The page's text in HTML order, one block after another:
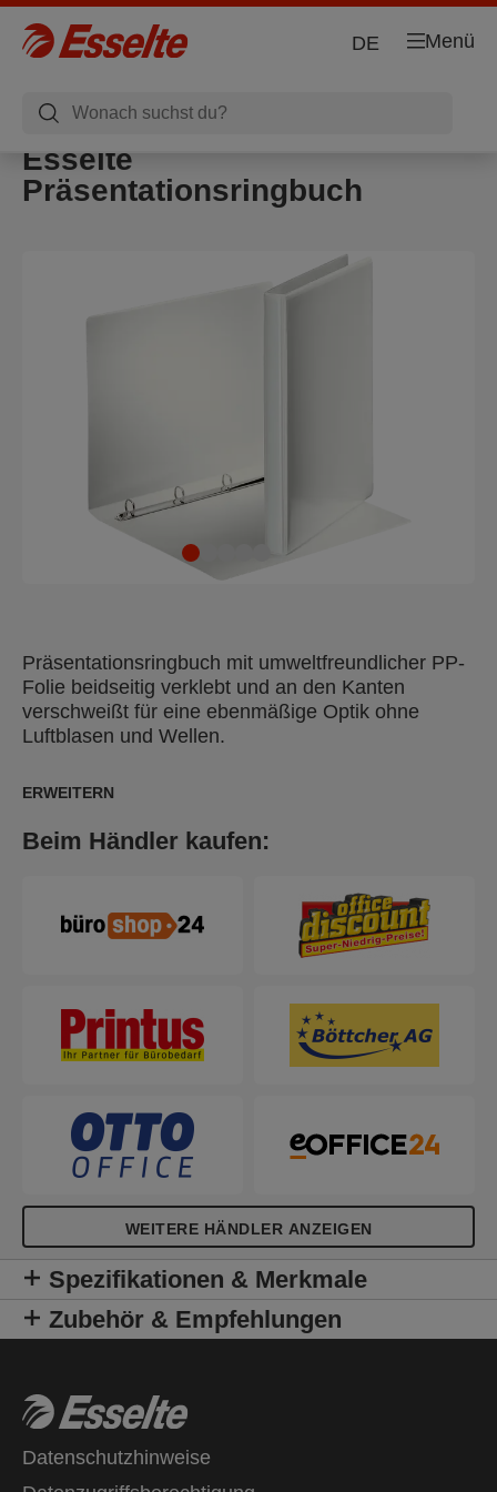
Menü
DE
Esselte
Präsentationsringbuch
Präsentationsringbuch mit umweltfreundlicher PP-
Folie beidseitig verklebt und an den Kanten
verschweißt für eine ebenmäßige Optik ohne
Luftblasen und Wellen.
ERWEITERN
Beim Händler kaufen:
WEITERE HÄNDLER ANZEIGEN
Spezifikationen & Merkmale
Zubehör & Empfehlungen
Datenschutzhinweise